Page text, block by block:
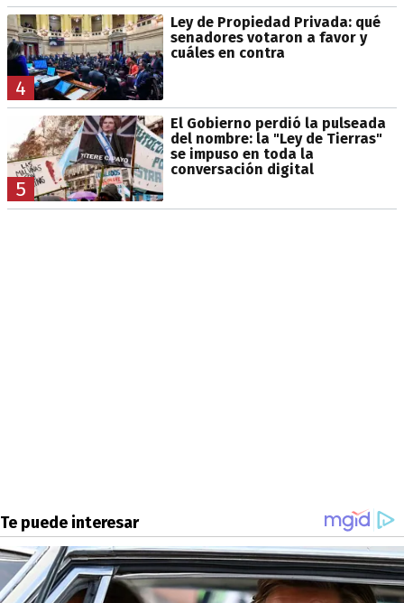
4
Ley de Propiedad Privada: qué
senadores votaron a favor y
cuáles en contra
5
El Gobierno perdió la pulseada
del nombre: la "Ley de Tierras"
se impuso en toda la
conversación digital